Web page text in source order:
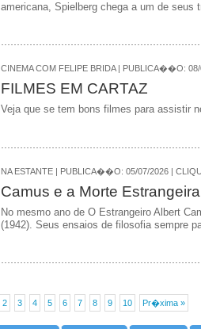
americana, Spielberg chega a um de seus
CINEMA COM FELIPE BRIDA | PUBLICA��O:
FILMES EM CARTAZ
Veja que se tem bons filmes para assistir
NA ESTANTE | PUBLICA��O: 05/07/2026 |
Camus e a Morte Estrangeira
No mesmo ano de O Estrangeiro Albert
(1942). Seus ensaios de filosofia sempre
2 3 4 5 6 7 8 9 10 Pr�xima »